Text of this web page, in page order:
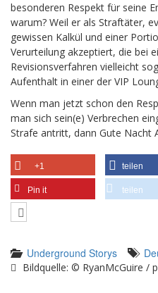
besonderen Respekt für seine
warum? Weil er als Straftäter,
gewissen Kalkül und einer
Verurteilung akzeptiert, die bei
Revisionsverfahren vielleicht
Aufenthalt in einer der VIP
Wenn man jetzt schon den
man sich sein(e) Verbrechen
Strafe antritt, dann Gute Nacht
+1 teilen
Pin it teilen
Underground Storys
Bildquelle: © RyanMcGuire /